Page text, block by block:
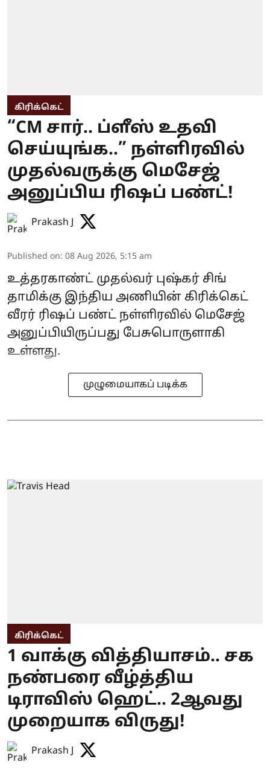
கிரிக்கெட்
“CM சார்.. ப்ளீஸ் உதவி
செய்யுங்க..” நள்ளிரவில்
முதல்வருக்கு மெசேஜ்
அனுப்பிய ரிஷப் பண்ட்!
Prakash J
Published on: 08 Aug 2026, 5:15 am
உத்தரகாண்ட் முதல்வர் புஷ்கர் சிங்
தாமிக்கு இந்திய அணியின் கிரிக்கெட்
வீரர் ரிஷப் பண்ட் நள்ளிரவில் மெசேஜ்
அனுப்பியிருப்பது பேசுபொருளாகி
உள்ளது.
முழுமையாகப் படிக்க
கிரிக்கெட்
1 வாக்கு வித்தியாசம்.. சக
நண்பரை வீழ்த்திய
டிராவிஸ் ஹெட்.. 2ஆவது
முறையாக விருது!
Prakash J